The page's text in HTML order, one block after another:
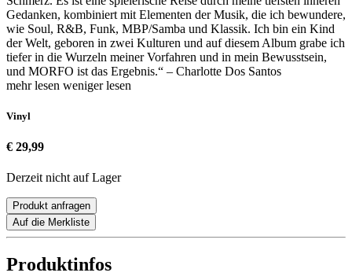
Gedanken, kombiniert mit Elementen der Musik, die ich bewundere,
wie Soul, R&B, Funk, MBP/Samba und Klassik. Ich bin ein Kind
der Welt, geboren in zwei Kulturen und auf diesem Album grabe ich
tiefer in die Wurzeln meiner Vorfahren und in mein Bewusstsein,
und MORFO ist das Ergebnis.“ – Charlotte Dos Santos
mehr lesen weniger lesen
Vinyl
€ 29,99
Derzeit nicht auf Lager
Produkt anfragen
Auf die Merkliste
Produktinfos